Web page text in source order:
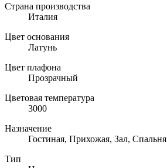
Страна производства
Италия
Цвет основания
Латунь
Цвет плафона
Прозрачный
Цветовая температура
3000
Назначение
Гостиная, Прихожая, Зал, Спальня
Тип